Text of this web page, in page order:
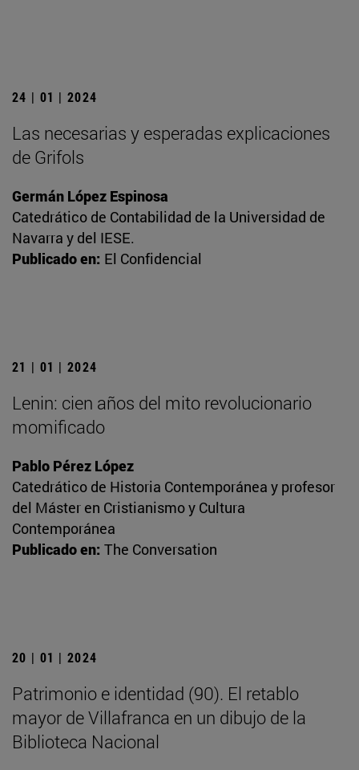
24 | 01 | 2024
Las necesarias y esperadas explicaciones
de Grifols
Germán López Espinosa
Catedrático de Contabilidad de la Universidad de
Navarra y del IESE.
Publicado en: El Confidencial
21 | 01 | 2024
Lenin: cien años del mito revolucionario
momificado
Pablo Pérez López
Catedrático de Historia Contemporánea y profesor
del Máster en Cristianismo y Cultura
Contemporánea
Publicado en: The Conversation
20 | 01 | 2024
Patrimonio e identidad (90). El retablo
mayor de Villafranca en un dibujo de la
Biblioteca Nacional